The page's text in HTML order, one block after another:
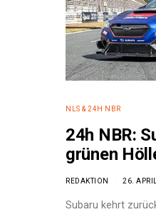
NLS & 24H NBR
24h NBR:
grünen
REDAKTION 26.
Subaru kehrt